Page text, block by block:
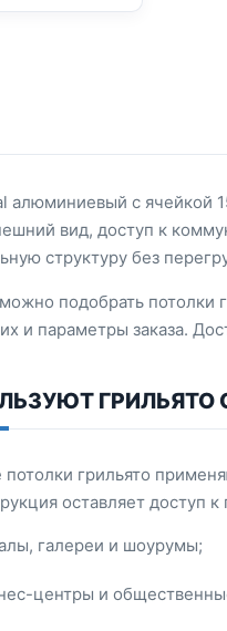
алюминиевый с ячейкой
вид, доступ к
структуру без
подобрать потолки
и параметры заказа.
ГРИЛЬЯТО
грильято
оставляет доступ
галереи и шоурумы;
центры и